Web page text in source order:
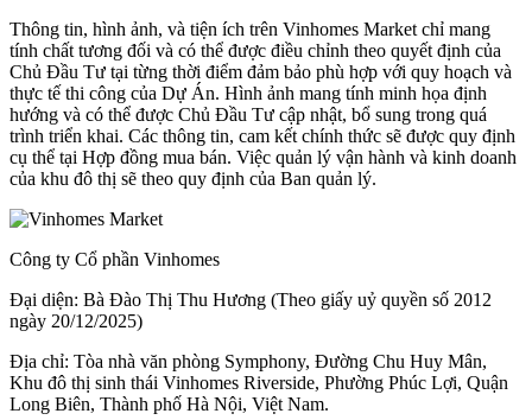
Thông tin, hình ảnh, và tiện ích trên Vinhomes Market chỉ mang
tính chất tương đối và có thể được điều chỉnh theo quyết định của
Chủ Đầu Tư tại từng thời điểm đảm bảo phù hợp với quy hoạch và
thực tế thi công của Dự Án. Hình ảnh mang tính minh họa định
hướng và có thể được Chủ Đầu Tư cập nhật, bổ sung trong quá
trình triển khai. Các thông tin, cam kết chính thức sẽ được quy định
cụ thể tại Hợp đồng mua bán. Việc quản lý vận hành và kinh doanh
của khu đô thị sẽ theo quy định của Ban quản lý.
Công ty Cổ phần Vinhomes
Đại diện: Bà Đào Thị Thu Hương (Theo giấy uỷ quyền số 2012
ngày 20/12/2025)
Địa chỉ: Tòa nhà văn phòng Symphony, Đường Chu Huy Mân,
Khu đô thị sinh thái Vinhomes Riverside, Phường Phúc Lợi, Quận
Long Biên, Thành phố Hà Nội, Việt Nam.